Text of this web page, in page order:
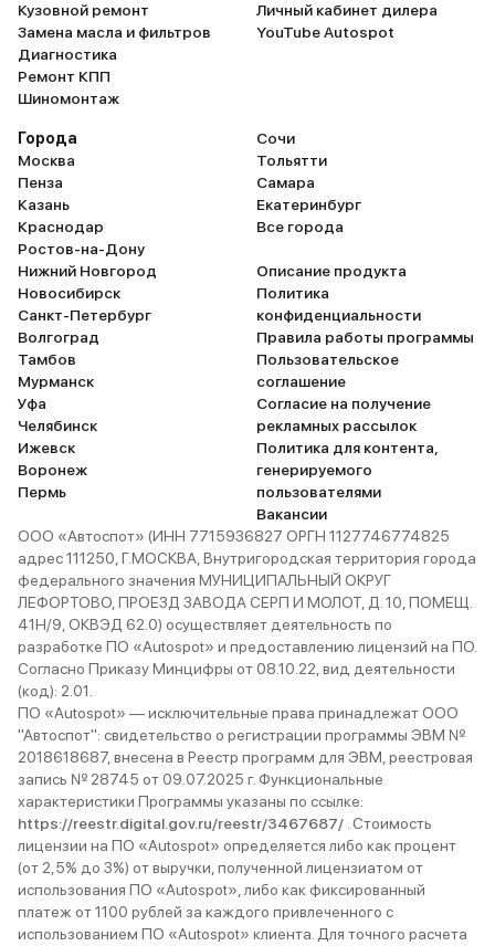
Кузовной ремонт
Замена масла и фильтров
Диагностика
Ремонт КПП
Шиномонтаж
Личный кабинет дилера
YouTube Autospot
Города
Москва
Пенза
Казань
Краснодар
Ростов-на-Дону
Нижний Новгород
Новосибирск
Санкт-Петербург
Волгоград
Тамбов
Мурманск
Уфа
Челябинск
Ижевск
Воронеж
Пермь
Сочи
Тольятти
Самара
Екатеринбург
Все города
Описание продукта
Политика
конфиденциальности
Правила работы программы
Пользовательское
соглашение
Согласие на получение
рекламных рассылок
Политика для контента,
генерируемого
пользователями
Вакансии
ООО «Автоспот» (ИНН 7715936827 ОРГН 1127746774825
адрес 111250, Г.МОСКВА, Внутригородская территория города
федерального значения МУНИЦИПАЛЬНЫЙ ОКРУГ
ЛЕФОРТОВО, ПРОЕЗД ЗАВОДА СЕРП И МОЛОТ, Д. 10, ПОМЕЩ.
41Н/9, ОКВЭД 62.0) осуществляет деятельность по
разработке ПО «Autospot» и предоставлению лицензий на ПО.
Согласно Приказу Минцифры от 08.10.22, вид деятельности
(код): 2.01.
ПО «Autospot» — исключительные права принадлежат ООО
"Автоспот": свидетельство о регистрации программы ЭВМ №
2018618687, внесена в Реестр программ для ЭВМ, реестровая
запись № 28745 от 09.07.2025 г. Функциональные
характеристики Программы указаны по ссылке:
https://reestr.digital.gov.ru/reestr/3467687/ . Стоимость
лицензии на ПО «Autospot» определяется либо как процент
(от 2,5% до 3%) от выручки, полученной лицензиатом от
использования ПО «Autospot», либо как фиксированный
платеж от 1100 рублей за каждого привлеченного с
использованием ПО «Autospot» клиента. Для точного расчета